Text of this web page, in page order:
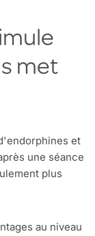
met
et
une séance
plus
au niveau